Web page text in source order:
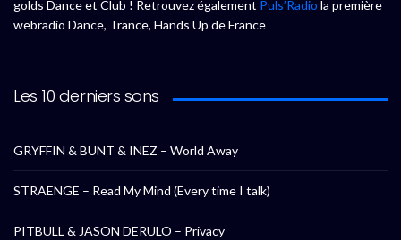
golds Dance et Club ! Retrouvez également Puls’Radio la première
webradio Dance, Trance, Hands Up de France
Les 10 derniers sons
GRYFFIN & BUNT & INEZ – World Away
STRAENGE – Read My Mind (Every time I talk)
PITBULL & JASON DERULO – Privacy